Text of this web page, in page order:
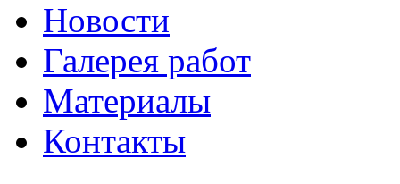
Новости
Галерея работ
Материалы
Контакты